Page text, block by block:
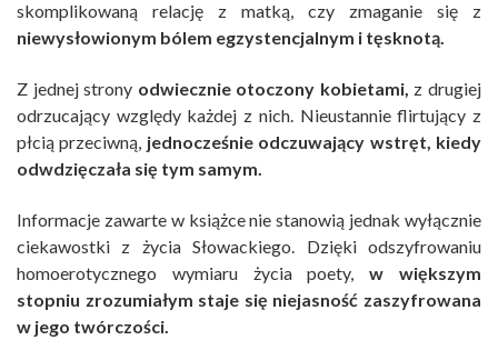
skomplikowaną relację z matką, czy zmaganie się z
niewysłowionym bólem egzystencjalnym i tęsknotą.
Z jednej strony odwiecznie otoczony kobietami, z drugiej
odrzucający względy każdej z nich. Nieustannie flirtujący z
płcią przeciwną, jednocześnie odczuwający wstręt, kiedy
odwdzięczała się tym samym.
Informacje zawarte w książce nie stanowią jednak wyłącznie
ciekawostki z życia Słowackiego. Dzięki odszyfrowaniu
homoerotycznego wymiaru życia poety, w większym
stopniu zrozumiałym staje się niejasność zaszyfrowana
w jego twórczości.